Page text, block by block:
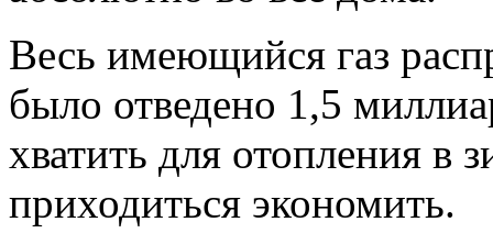
Весь имеющийся газ
было отведено 1,5
хватить для отопления в
приходиться экономить.